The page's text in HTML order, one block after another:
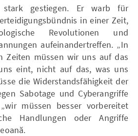
stark gestiegen. Er warb für
in einer Zeit,
Revolutionen und
aufeinandertreffen. „In
Zeiten müssen wir uns auf das
eint, nicht auf das, was uns
die Widerstandsfähigkeit der
Sabotage und Cyberangriffe
müssen besser vorbereitet
Handlungen oder Angriffe